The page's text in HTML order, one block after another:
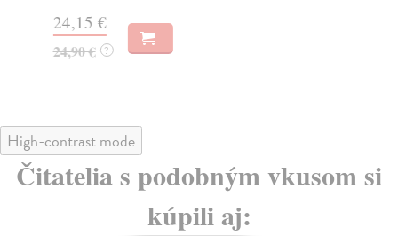
24,15 €
24,90 € ?
High-contrast mode
Čitatelia s podobným vkusom si
kúpili aj: